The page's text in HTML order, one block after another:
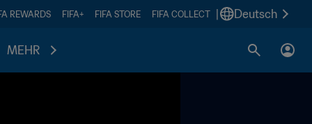
REWARDS FIFA+ FIFA STORE FIFA COLLECT Deutsch
MEHR